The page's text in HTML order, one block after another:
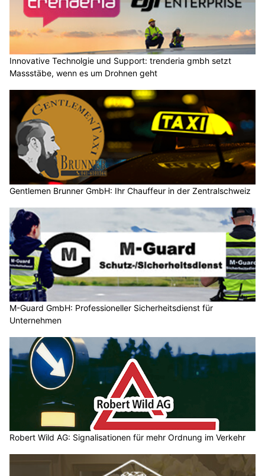
Innovative Technolgie und Support: trenderia gmbh setzt
Massstäbe, wenn es um Drohnen geht
Gentlemen Brunner GmbH: Ihr Chauffeur in der Zentralschweiz
M-Guard GmbH: Professioneller Sicherheitsdienst für
Unternehmen
Robert Wild AG: Signalisationen für mehr Ordnung im Verkehr